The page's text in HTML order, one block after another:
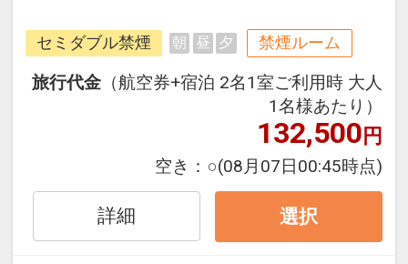
セミダブル禁煙 朝 昼 夕 禁煙ルーム
旅行代金 （航空券+宿泊 2名1室ご利用時 大人
1名様あたり）
132,500円
空き： ○(08月07日00:45時点)
詳細 選択